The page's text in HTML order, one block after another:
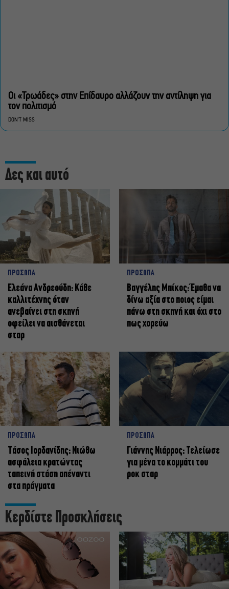
Οι «Τρωάδες» στην Επίδαυρο αλλάζουν την αντίληψη για
τον πολιτισμό
DON'T MISS
Δες και αυτό
ΠΡΟΣΩΠΑ
Ελεάνα Ανδρεούδη: Κάθε
καλλιτέχνης όταν
ανεβαίνει στη σκηνή
οφείλει να αισθάνεται
σταρ
ΠΡΟΣΩΠΑ
Βαγγέλης Μπίκος: Έμαθα να
δίνω αξία στο ποιος είμαι
πάνω στη σκηνή και όχι στο
πως χορεύω
ΠΡΟΣΩΠΑ
Tάσος Ιορδανίδης: Νιώθω
ασφάλεια κρατώντας
ταπεινή στάση απέναντι
στα πράγματα
ΠΡΟΣΩΠΑ
Γιάννης Νιάρρος: Τελείωσε
για μένα το κομμάτι του
ροκ σταρ
Κερδίστε Προσκλήσεις